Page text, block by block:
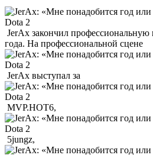
JerAx закончил профессиональную
года. На профессиональной сцене
JerAx выступал за
MVP.HOT6,
5jungz,